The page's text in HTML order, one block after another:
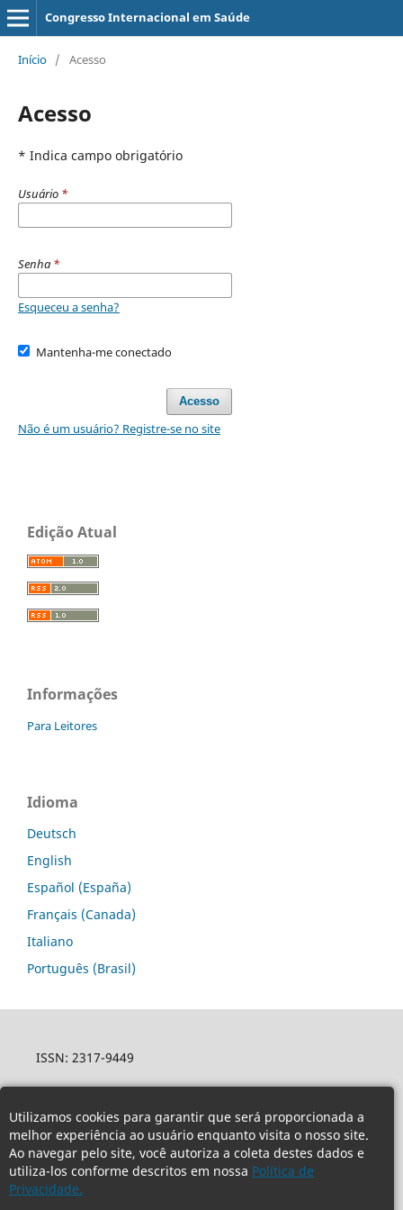
Utilizamos cookies para garantir que será proporcionada a
melhor experiência ao usuário enquanto visita o nosso site.
Ao navegar pelo site, você autoriza a coleta destes dados e
utiliza-los conforme descritos em nossa Política de
Privacidade.
Congresso Internacional em Saúde
Início / Acesso
Acesso
* Indica campo obrigatório
Usuário *
Senha *
Esqueceu a senha?
Mantenha-me conectado
Acesso
Não é um usuário? Registre-se no site
Edição Atual
Informações
Para Leitores
Idioma
Deutsch
English
Español (España)
Français (Canada)
Italiano
Português (Brasil)
ISSN: 2317-9449